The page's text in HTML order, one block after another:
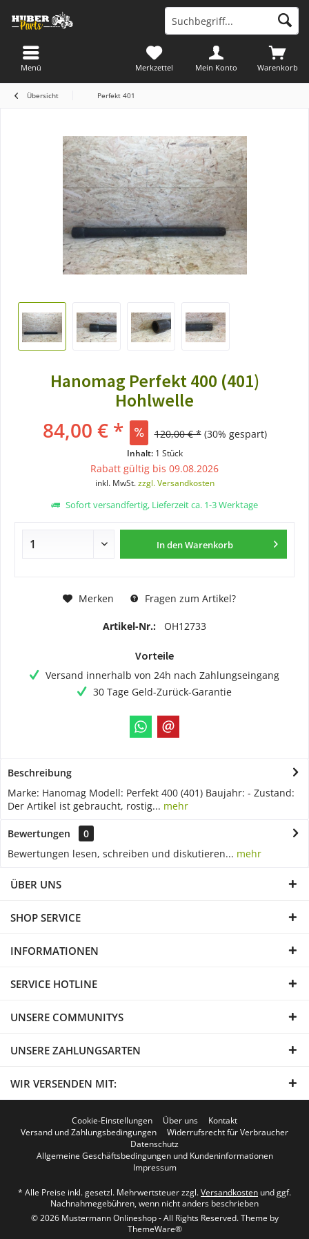
Warenkorb
Merkzettel Mein Konto
Menü
Übersicht Perfekt 401
Hanomag Perfekt 400 (401)
Hohlwelle
84,00 € * 120,00 € * (30% gespart)
Inhalt: 1 Stück
Rabatt gültig bis 09.08.2026
inkl. MwSt.zzgl. Versandkosten
Sofort versandfertig, Lieferzeit ca. 1-3 Werktage
In denWarenkorb
Merken Fragen zum Artikel?
Artikel-Nr.: OH12733
Vorteile
Versand innerhalb von 24h nach Zahlungseingang
30 Tage Geld-Zurück-Garantie
Beschreibung
Marke: Hanomag Modell: Perfekt 400 (401) Baujahr: - Zustand:
Der Artikel ist gebraucht, rostig... mehr
Bewertungen
0
Bewertungen lesen, schreiben und diskutieren... mehr
ÜBER UNS
SHOP SERVICE
INFORMATIONEN
SERVICE HOTLINE
UNSERE COMMUNITYS
UNSERE ZAHLUNGSARTEN
WIR VERSENDEN MIT:
Cookie-Einstellungen Über uns
Kontakt
Versand und Zahlungsbedingungen
Widerrufsrecht für Verbraucher
Datenschutz
Allgemeine Geschäftsbedingungen und Kundeninformationen
Impressum
* Alle Preise inkl. gesetzl. Mehrwertsteuer zzgl.Versandkosten und ggf.
Nachnahmegebühren, wenn nicht anders beschrieben
© 2026 Mustermann Onlineshop - All Rights Reserved. Theme by
ThemeWare®